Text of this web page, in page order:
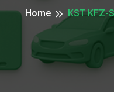
Home KST KFZ-